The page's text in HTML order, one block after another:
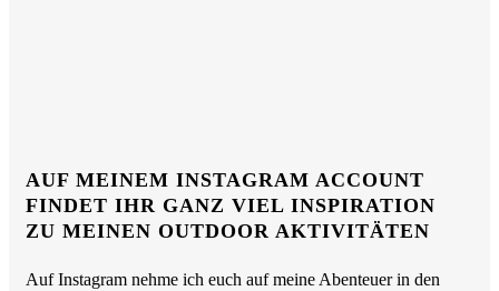
AUF MEINEM INSTAGRAM ACCOUNT
FINDET IHR GANZ VIEL INSPIRATION
ZU MEINEN OUTDOOR AKTIVITÄTEN
Auf Instagram nehme ich euch auf meine Abenteuer in den